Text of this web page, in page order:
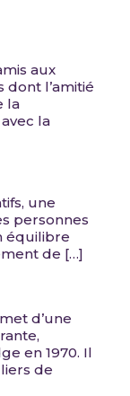
aux
l’amitié
la
la
une
personnes
équilibre
de […]
d’une
en 1970. Il
de